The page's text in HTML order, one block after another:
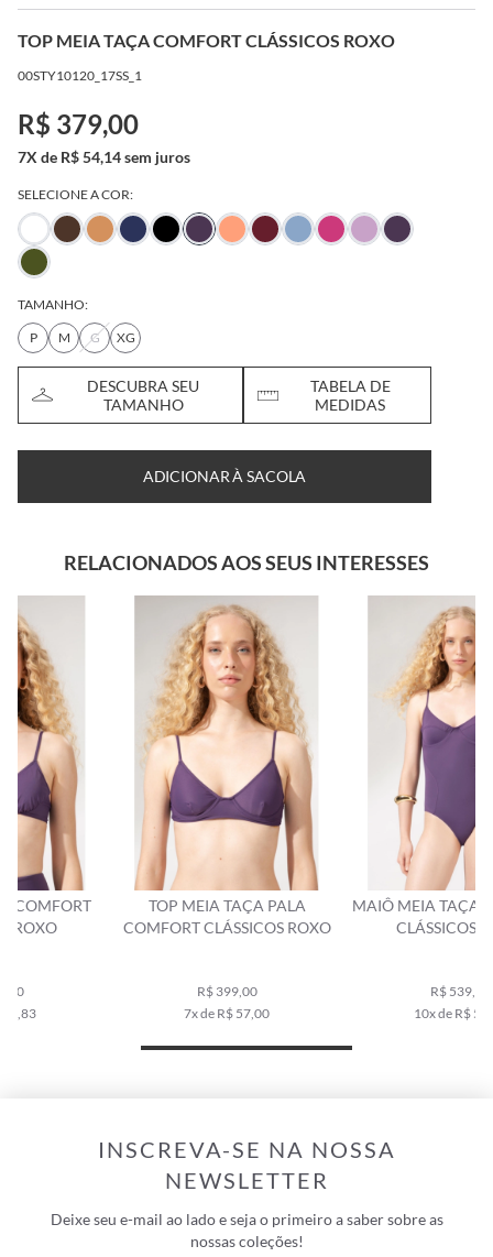
TOP MEIA TAÇA COMFORT CLÁSSICOS ROXO
00STY10120_17SS_1
R$ 379,00
7X de R$ 54,14 sem juros
SELECIONE A COR:
TAMANHO:
P
M G XG
DESCUBRA SEU
TAMANHO
TABELA DE
MEDIDAS
ADICIONAR À SACOLA
RELACIONADOS AOS SEUS INTERESSES
TOP MEIA TAÇA PALA
COMFORT CLÁSSICOS ROXO
MAIÔ MEIA TAÇA MADONNA
CLÁSSICOS ROXO
INSCREVA-SE NA NOSSA
NEWSLETTER
Deixe seu e-mail ao lado e seja o primeiro a saber sobre as
nossas coleções!